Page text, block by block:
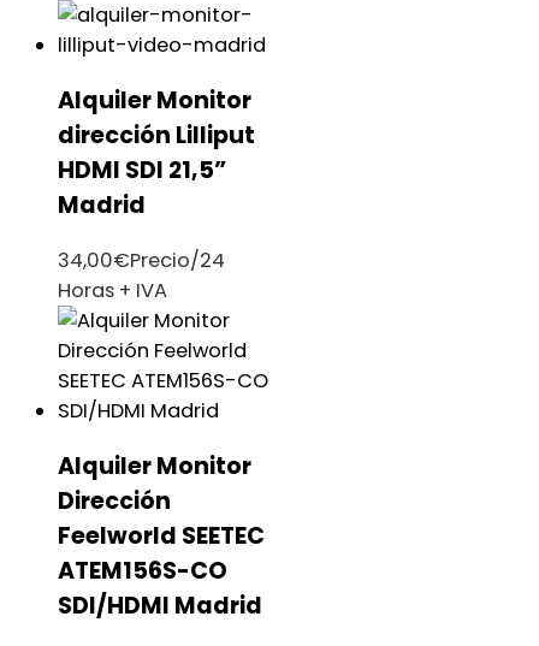
Alquiler Monitor
dirección Lilliput
HDMI SDI 21,5”
Madrid
34,00€Precio/24
Horas + IVA
Alquiler Monitor
Dirección
Feelworld SEETEC
ATEM156S-CO
SDI/HDMI Madrid